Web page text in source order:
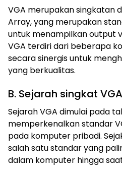
VGA merupakan singkatan
Array, yang merupakan
untuk menampilkan output
VGA terdiri dari beberapa
secara sinergis untuk
yang berkualitas.
B. Sejarah singkat VGA
Sejarah VGA dimulai pada
memperkenalkan standar
pada komputer pribadi.
salah satu standar yang
dalam komputer hingga